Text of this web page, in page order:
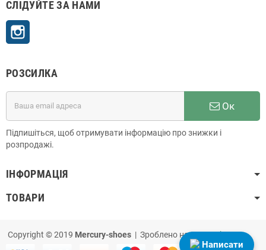
СЛІДУЙТЕ ЗА НАМИ
РОЗСИЛКА
Ок
Підпишіться, щоб отримувати інформацію про знижки і
розпродажі.
ІНФОРМАЦІЯ
ТОВАРИ
Copyright © 2019 Mercury-shoes | Зроблено наPrestaShop
Написати